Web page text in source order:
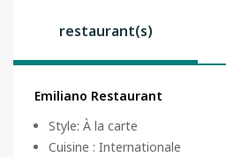
restaurant(s)
Emiliano Restaurant
Style: À la carte
Cuisine : Internationale